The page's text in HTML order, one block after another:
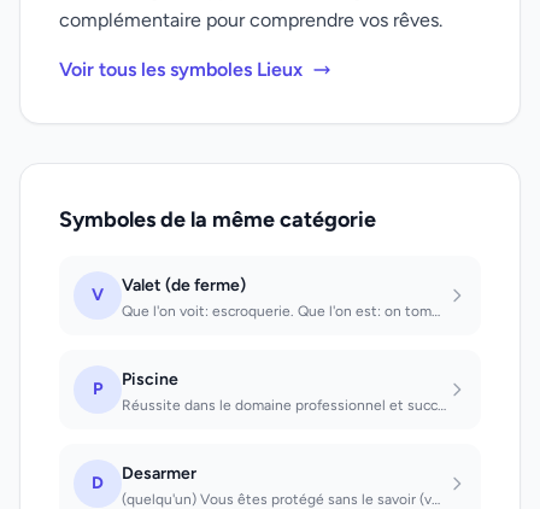
complémentaire pour comprendre vos rêves.
Voir tous les symboles Lieux
Symboles de la même catégorie
V Valet (de ferme)
Que l'on voit: escroquerie. Que l'on est: on tombera dans la dépendance de gens...
P Piscine
Réussite dans le domaine professionnel et succès dans vos amours
D Desarmer
(quelqu'un) Vous êtes protégé sans le savoir (vous faire) Les problèmes qui vous...